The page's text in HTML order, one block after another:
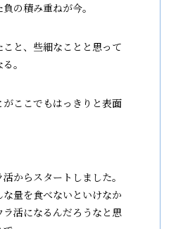
の積み重ねが今。
と、些細なことと思って
。
ここでもはっきりと表面
からスタートしました。
量を食べないといけなか
活になるんだろうなと思